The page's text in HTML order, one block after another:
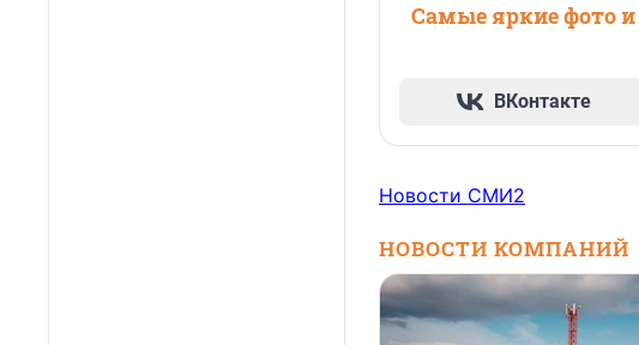
Самые яркие фото
ВКонтакте
Новости СМИ2
НОВОСТИ КОМПАНИЙ